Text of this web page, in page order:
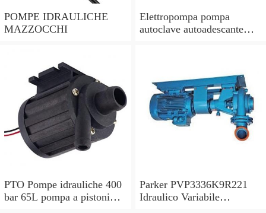
POMPE IDRAULICHE
MAZZOCCHI
Elettropompa pompa
autoclave autoadescante
PTO Pompe idrauliche 400
bar 65L pompa a pistoni
Parker PVP3336K9R221
Idraulico Variabile